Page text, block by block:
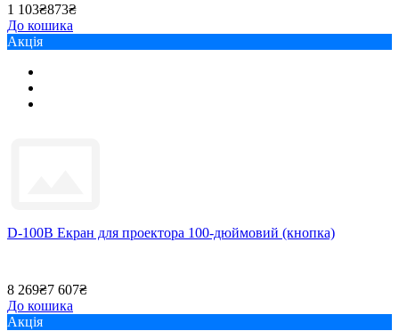
1 103₴873₴
До кошика
Акція
D-100B Екран для проектора 100-дюймовий (кнопка)
8 269₴7 607₴
До кошика
Акція